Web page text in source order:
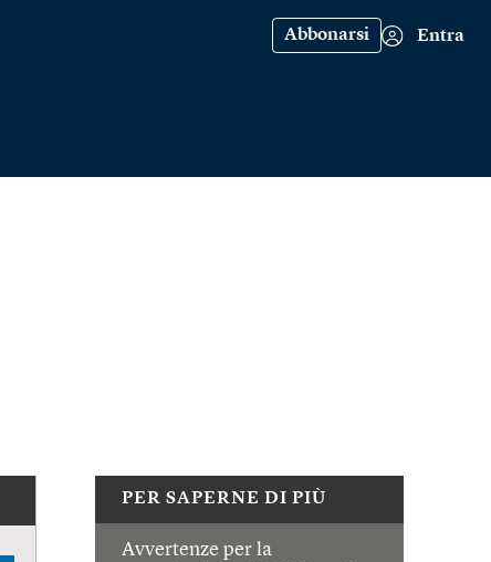
Abbonarsi Entra
PER SAPERNE DI PIÙ
Avvertenze per la